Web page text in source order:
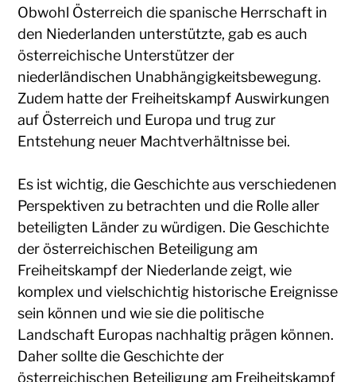
Obwohl Österreich die spanische Herrschaft in
den Niederlanden unterstützte, gab es auch
österreichische Unterstützer der
niederländischen Unabhängigkeitsbewegung.
Zudem hatte der Freiheitskampf Auswirkungen
auf Österreich und Europa und trug zur
Entstehung neuer Machtverhältnisse bei.
Es ist wichtig, die Geschichte aus verschiedenen
Perspektiven zu betrachten und die Rolle aller
beteiligten Länder zu würdigen. Die Geschichte
der österreichischen Beteiligung am
Freiheitskampf der Niederlande zeigt, wie
komplex und vielschichtig historische Ereignisse
sein können und wie sie die politische
Landschaft Europas nachhaltig prägen können.
Daher sollte die Geschichte der
österreichischen Beteiligung am Freiheitskampf